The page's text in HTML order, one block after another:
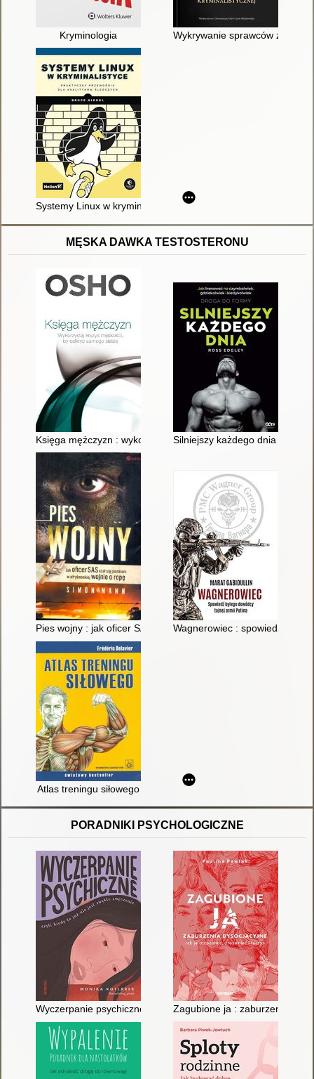
Kryminologia Wykrywanie sprawców
Systemy Linux w kryminalistyce : praktyczny przewodnik dla
MĘSKA DAWKA TESTOSTERONU
Księga mężczyzn : wykorzystaj "kryzys męskości", by odkryć
Silniejszy każdego dnia : jak
Pies wojny : jak oficer SAS stał się pionkiem w afrykańskiej
Wagnerowiec : spowiedź
Atlas treningu siłowego
PORADNIKI PSYCHOLOGICZNE
Wyczerpanie psychiczne czyli Kiedy to już nie jest zwykłe
Zagubione ja : zaburzenia